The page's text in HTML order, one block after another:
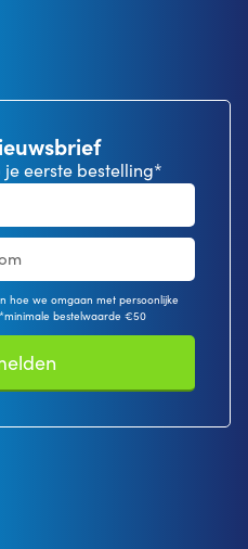
je eerste bestelling*
hoe we omgaan met persoonlijke
bestelwaarde €50